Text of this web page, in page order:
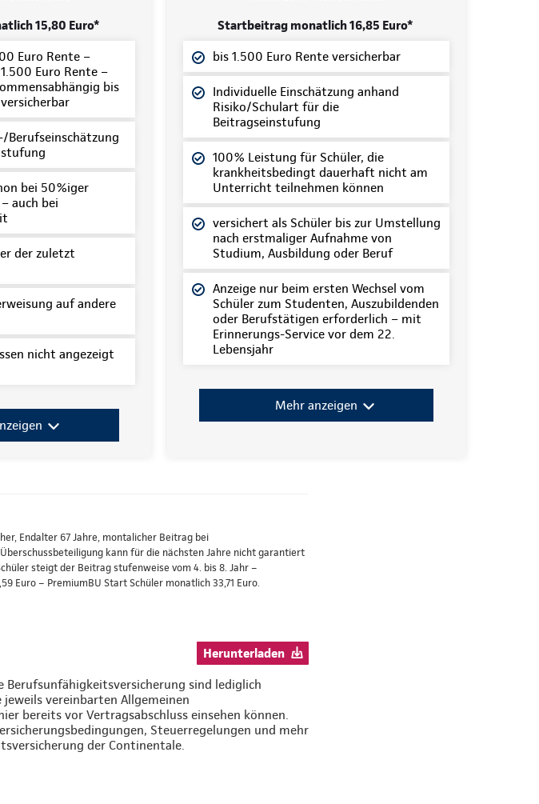
15,80 Euro*
Euro Rente –
Euro Rente –
bis
Berufseinschätzung
bei 50%iger
auch bei
der zuletzt
auf andere
nicht angezeigt
Startbeitrag monatlich 16,85 Euro*
bis 1.500 Euro Rente versicherbar
Individuelle Einschätzung anhand
Risiko/Schulart für die
Beitragseinstufung
100% Leistung für Schüler, die
krankheitsbedingt dauerhaft nicht am
Unterricht teilnehmen können
versichert als Schüler bis zur Umstellung
nach erstmaliger Aufnahme von
Studium, Ausbildung oder Beruf
Anzeige nur beim ersten Wechsel vom
Schüler zum Studenten, Auszubildenden
oder Berufstätigen erforderlich – mit
Erinnerungs-Service vor dem 22.
Lebensjahr
Mehr anzeigen
Endalter 67 Jahre, montalicher Beitrag bei
kann für die nächsten Jahre nicht garantiert
steigt der Beitrag stufenweise vom 4. bis 8. Jahr –
Euro – PremiumBU Start Schüler monatlich 33,71 Euro.
Herunterladen
Berufsunfähigkeitsversicherung sind lediglich
vereinbarten Allgemeinen
bereits vor Vertragsabschluss einsehen können.
Steuerregelungen und mehr
der Continentale.